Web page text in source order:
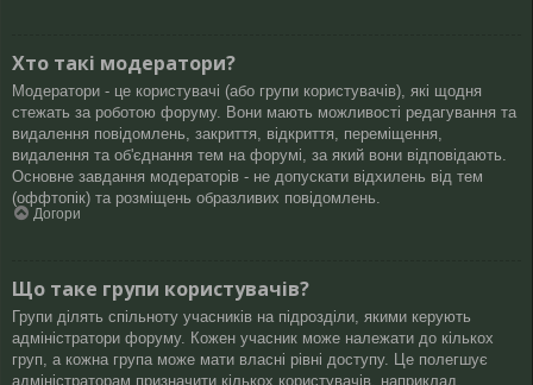
Хто такі модератори?
Модератори - це користувачі (або групи користувачів), які щодня
стежать за роботою форуму. Вони мають можливості редагування та
видалення повідомлень, закриття, відкриття, переміщення,
видалення та об'єднання тем на форумі, за який вони відповідають.
Основне завдання модераторів - не допускати відхилень від тем
(оффтопік) та розміщень образливих повідомлень.
Догори
Що таке групи користувачів?
Групи ділять спільноту учасників на підрозділи, якими керують
адміністратори форуму. Кожен учасник може належати до кількох
груп, а кожна група може мати власні рівні доступу. Це полегшує
адміністраторам призначити кількох користувачів, наприклад,